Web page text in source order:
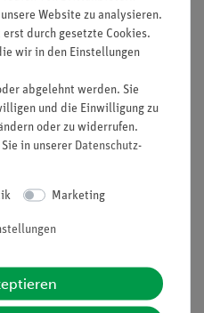
Force & Acceleration (12943-
Edelstahl,
ab 300,- €
Website zu analysieren.
durch gesetzte Cookies.
wir in den Einstellungen
abgelehnt werden. Sie
und die Einwilligung zu
oder zu widerrufen.
in unserer Daten­schutz­
Marketing